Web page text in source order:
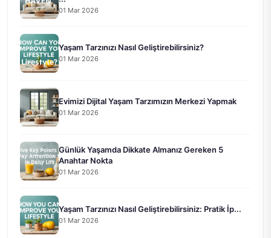
01 Mar 2026
Yaşam Tarzınızı Nasıl Geliştirebilirsiniz?
01 Mar 2026
Evimizi Dijital Yaşam Tarzımızın Merkezi Yapmak
01 Mar 2026
Günlük Yaşamda Dikkate Almanız Gereken 5
Anahtar Nokta
01 Mar 2026
Yaşam Tarzınızı Nasıl Geliştirebilirsiniz: Pratik İp...
01 Mar 2026